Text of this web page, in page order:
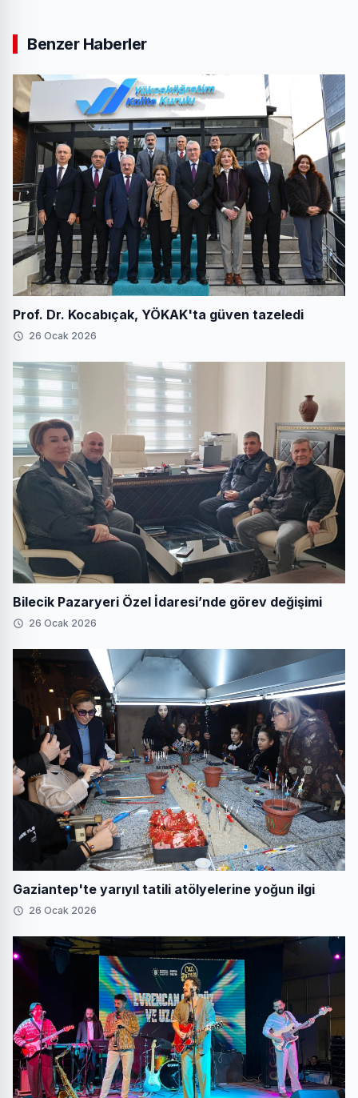
Benzer Haberler
Prof. Dr. Kocabıçak, YÖKAK'ta güven tazeledi
26 Ocak 2026
Bilecik Pazaryeri Özel İdaresi’nde görev değişimi
26 Ocak 2026
Gaziantep'te yarıyıl tatili atölyelerine yoğun ilgi
26 Ocak 2026